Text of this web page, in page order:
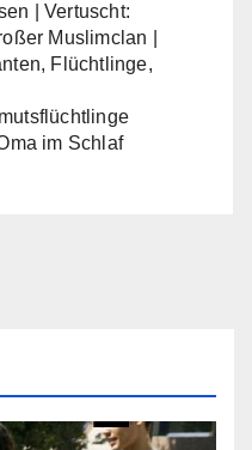
| Vertuscht:
Muslimclan |
Flüchtlinge,
im Schlaf